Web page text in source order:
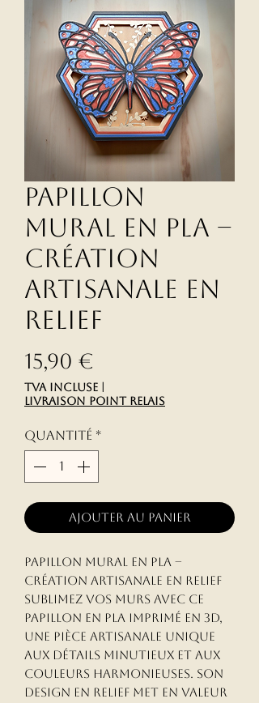
Papillon
Mural en PLA –
Création
Artisanale en
Relief
15,90 €
TVA Incluse
livraison point relais
Quantité *
Ajouter au panier
Papillon Mural en PLA –
Création Artisanale en Relief
Sublimez vos murs avec ce
papillon en PLA imprimé en 3D,
une pièce artisanale unique
aux détails minutieux et aux
couleurs harmonieuses. Son
design en relief met en valeur